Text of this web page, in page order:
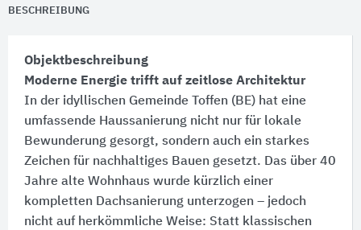
BESCHREIBUNG
Objektbeschreibung
Moderne Energie trifft auf zeitlose Architektur
In der idyllischen Gemeinde Toffen (BE) hat eine
umfassende Haussanierung nicht nur für lokale
Bewunderung gesorgt, sondern auch ein starkes
Zeichen für nachhaltiges Bauen gesetzt. Das über 40
Jahre alte Wohnhaus wurde kürzlich einer
kompletten Dachsanierung unterzogen – jedoch
nicht auf herkömmliche Weise:​ Statt klassischen